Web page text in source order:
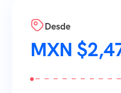
Desde
$